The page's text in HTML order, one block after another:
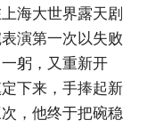
海大世界露天剧
演第一次以失败
躬，又重新开
下来，手捧起新
，他终于把碗稳